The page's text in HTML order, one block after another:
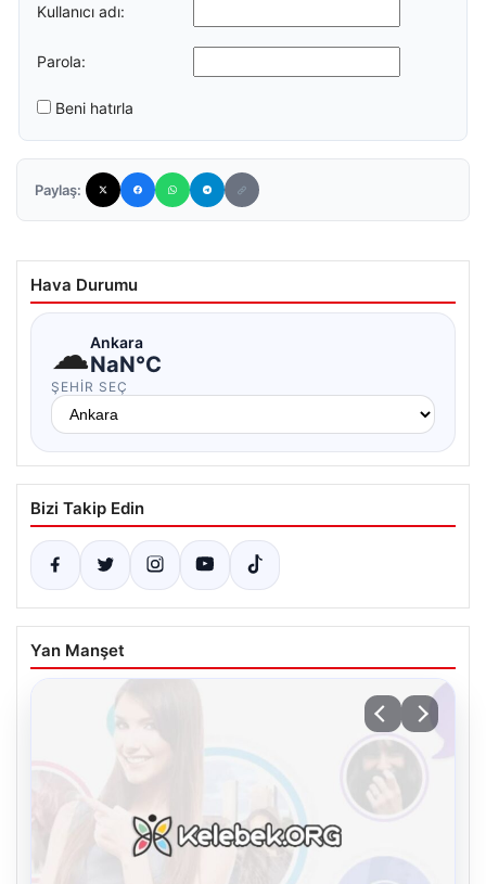
Kullanıcı adı:
Parola:
Beni hatırla
Paylaş:
Hava Durumu
☁Ankara
NaN°C
ŞEHIR SEÇ
Bizi Takip Edin
Yan Manşet